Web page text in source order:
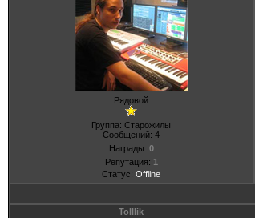
Рядовой
Группа: Старожилы
Сообщений: 4
Награды: 0
Репутация: 1
Статус: Offline
ToIIIik